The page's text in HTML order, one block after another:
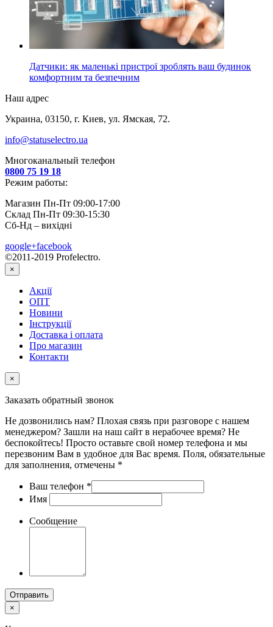
Датчики: як маленькі пристрої зроблять ваш будинок
комфортним та безпечним
Наш адрес
Украина, 03150, г. Киев, ул. Ямская, 72.
info@statuselectro.ua
Многоканальный телефон
0800 75 19 18
Режим работы:
Магазин Пн-Пт 09:00-17:00
Склад Пн-Пт 09:30-15:30
Сб-Нд – вихідні
google+facebook
©2011-2019 Profelectro.
×
Акції
ОПТ
Новини
Інструкції
Доставка і оплата
Про магазин
Контакти
×
Заказать обратный звонок
Не дозвонились нам? Плохая связь при разговоре с нашем
менеджером? Зашли на наш сайт в нерабочее время? Не
беспокойтесь! Просто оставьте свой номер телефона и мы
перезвоним Вам в удобное для Вас время. Поля, обязательные
для заполнения, отмечены *
Ваш телефон *
Имя
Сообщение
Отправить
×